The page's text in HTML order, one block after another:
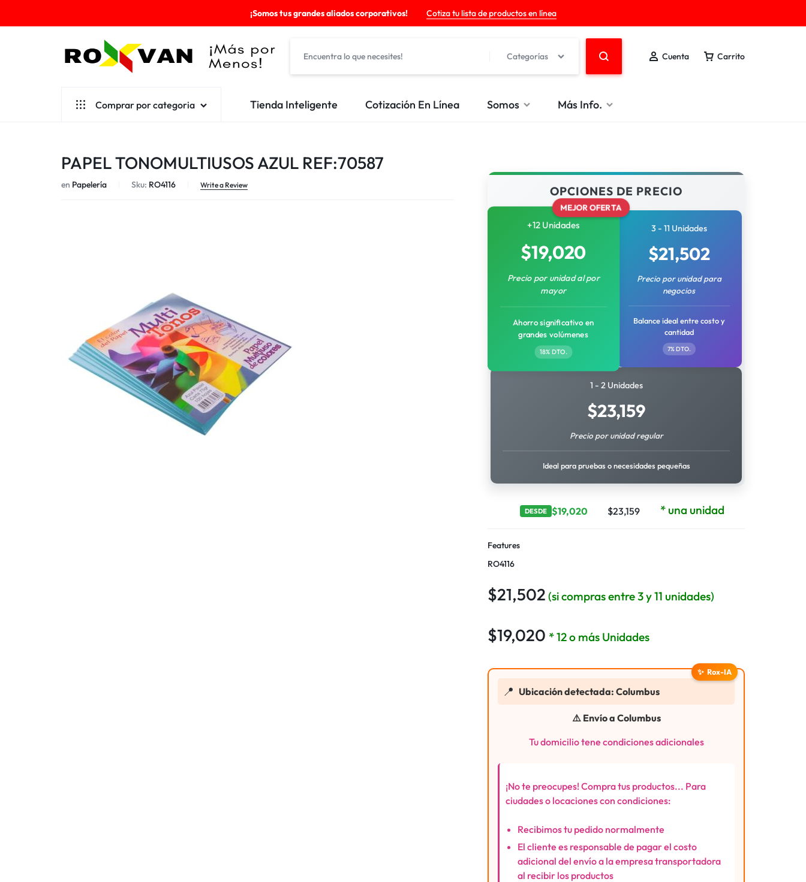
¡Somos tus grandes aliados corporativos! Cotiza tu lista de productos en línea
¡MÁS
MENOS!
Categorías Cuenta Carrito
Comprar por categoria
Cafetería
Escolares
Papelería
Tecnología
Todas las categorías
Tienda Inteligente Cotización En Línea Somos Más Info.
PAPEL TONOMULTIUSOS AZUL REF:70587
en Papelería Sku: RO4116 Write a Review OPCIONES DE PRECIO
MEJOR OFERTA
+12 Unidades
$19,020
Precio por unidad al por
mayor
Ahorro significativo en
grandes volúmenes
18% DTO.
3 - 11 Unidades
$21,502
Precio por unidad para
negocios
Balance ideal entre costo y
cantidad
7% DTO.
1 - 2 Unidades
$23,159
Precio por unidad regular
Ideal para pruebas o necesidades pequeñas
DESDE $19,020 $23,159 * una unidad
Features
RO4116
$21,502 (si compras entre 3 y 11 unidades)
$19,020 * 12 o más Unidades
✨ Rox-IA
📍 Ubicación detectada: Columbus
⚠️ Envío a Columbus
Tu domicilio tene condiciones adicionales
¡No te preocupes! Compra tus productos... Para
ciudades o locaciones con condiciones:
Recibimos tu pedido normalmente
El cliente es responsable de pagar el costo
adicional del envío a la empresa transportadora
al recibir los productos